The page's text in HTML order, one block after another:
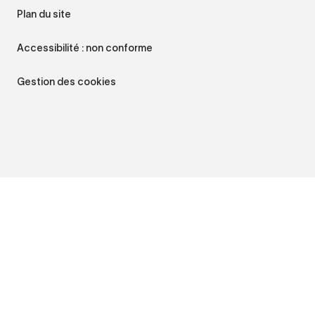
Plan du site
Accessibilité : non conforme
Gestion des cookies